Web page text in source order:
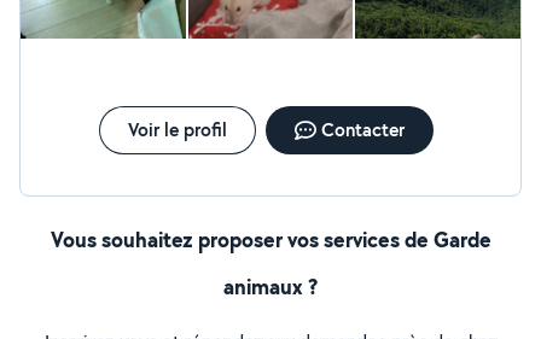
Voir le profil Contacter
Vous souhaitez proposer vos services de Garde
animaux ?